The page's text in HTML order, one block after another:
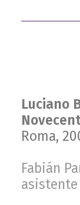
Luciano
Roma,
Fabián